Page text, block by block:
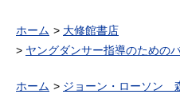
ホーム
大修館書店
ヤングダンサー指導のための
ホーム
ジョーン・ローソン